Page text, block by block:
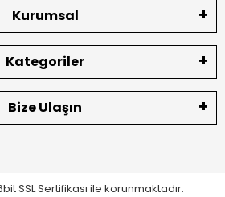
Kurumsal
Kategoriler
Bize Ulaşın
SSL Sertifikası ile korunmaktadır.